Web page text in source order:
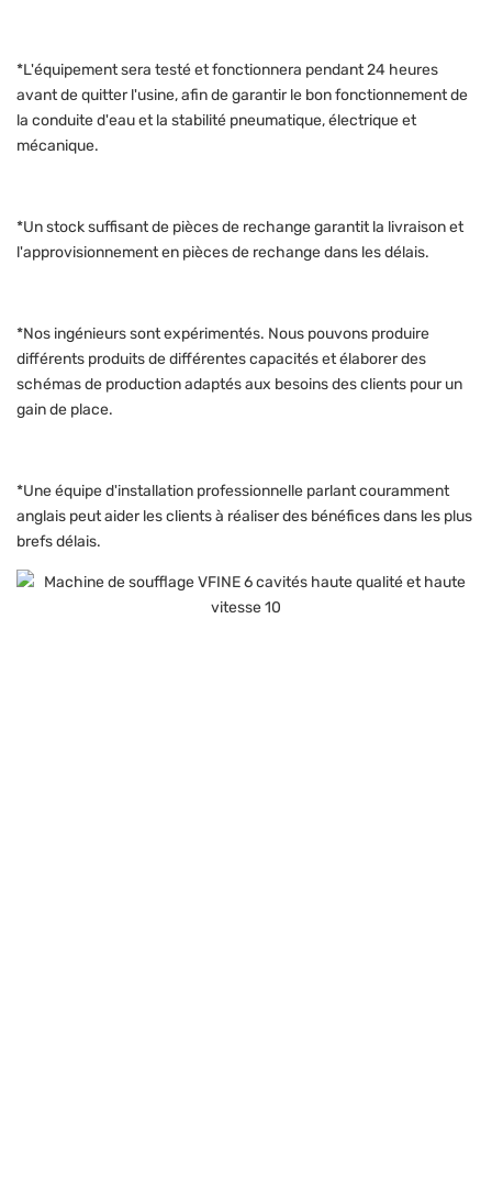
*L'équipement sera testé et fonctionnera pendant 24 heures
avant de quitter l'usine, afin de garantir le bon fonctionnement de
la conduite d'eau et la stabilité pneumatique, électrique et
mécanique.
*Un stock suffisant de pièces de rechange garantit la livraison et
l'approvisionnement en pièces de rechange dans les délais.
*Nos ingénieurs sont expérimentés. Nous pouvons produire
différents produits de différentes capacités et élaborer des
schémas de production adaptés aux besoins des clients pour un
gain de place.
*Une équipe d'installation professionnelle parlant couramment
anglais peut aider les clients à réaliser des bénéfices dans les plus
brefs délais.